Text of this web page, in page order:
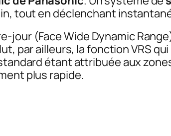
tout en déclenchant
jour (Face Wide Dynamic Range
par ailleurs, la fonction VRS
étant attribuée aux
plus rapide.